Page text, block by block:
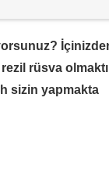
rüsva
sizin yapmakta